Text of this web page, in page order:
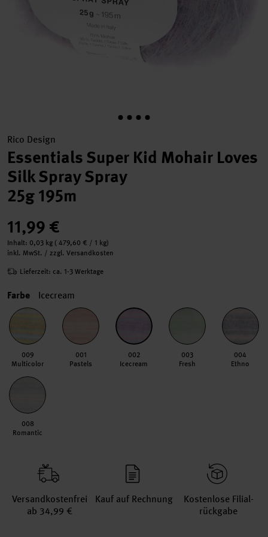
Rico Design
Essentials Super Kid Mohair Loves
Silk Spray Spray
25g 195m
11,99 €
Inhalt: 0,03 kg (479,60 € / 1 kg)
inkl. MwSt. / zzgl. Versandkosten
Lieferzeit: ca. 1-3 Werktage
Farbe Icecream
009
Multicolor
001
Pastels
002
Icecream
003
Fresh
004
Ethno
008
Romantic
Versand­kosten­frei
ab 34,99 €
Kauf auf Rechnung
Kosten­lose Filial­
rückgabe